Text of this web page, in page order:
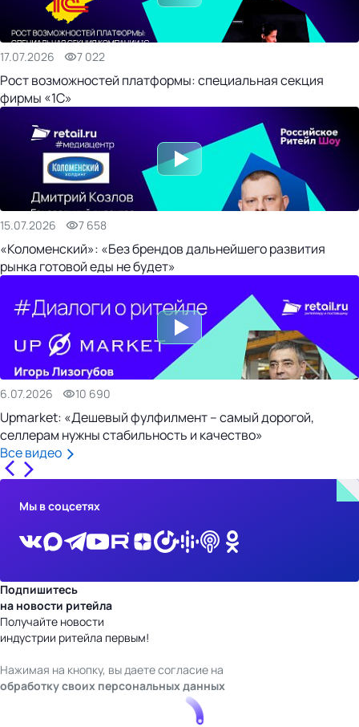
17.07.2026 7 022
Рост возможностей платформы: специальная секция
фирмы «1С»
15.07.2026 7 658
«Коломенский»: «Без брендов дальнейшего развития
рынка готовой еды не будет»
6.07.2026 10 690
Upmarket: «Дешевый фулфилмент – самый дорогой,
селлерам нужны стабильность и качество»
Все видео
Мы в соцсетях
Подпишитесь
на новости ритейла
Получайте новости
индустрии ритейла первым!
Нажимая на кнопку, вы даете согласие на
обработку своих персональных данных